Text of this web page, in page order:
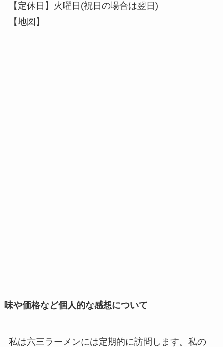
【定休日】火曜日(祝日の場合は翌日)
【地図】
味や価格など個人的な感想について
私は六三ラーメンには定期的に訪問します。私の